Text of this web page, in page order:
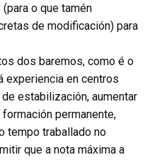
o que tamén
de modificación) para
dos baremos, como é o
experiencia en centros
estabilización, aumentar
permanente,
tempo traballado no
que a nota máxima a